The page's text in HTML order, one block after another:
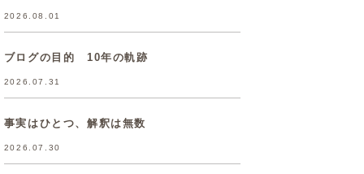
2026.08.01
ブログの目的 10年の軌跡
2026.07.31
事実はひとつ、解釈は無数
2026.07.30